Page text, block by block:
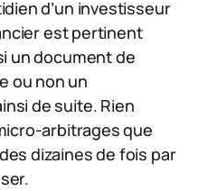
d’un investisseur
est pertinent
un document de
ou non un
de suite. Rien
arbitrages que
dizaines de fois par